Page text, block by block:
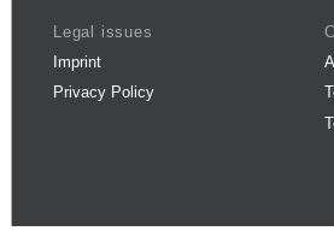
Legal issues
Imprint
Privacy Policy